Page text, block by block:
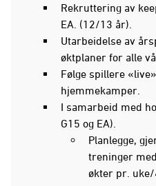
Rekruttering av
EA. (12/13 år).
Utarbeidelse av
øktplaner for alle
Følge spillere
hjemmekamper.
I samarbeid med
G15 og EA).
Planlegge,
treninger
økter pr.